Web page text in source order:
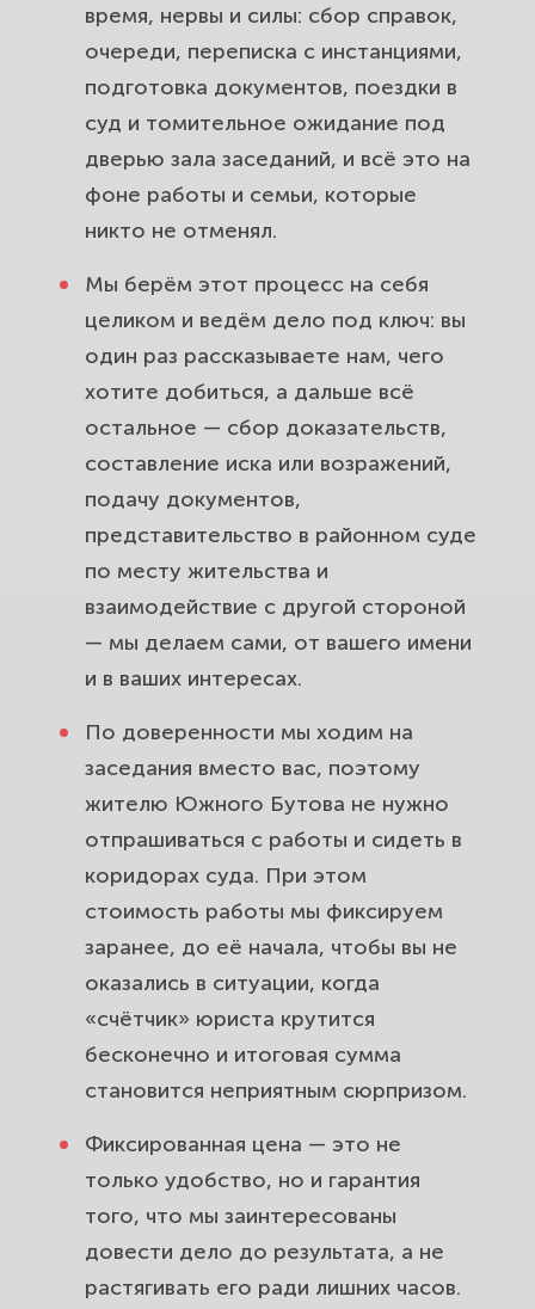
время, нервы и силы: сбор справок,
очереди, переписка с инстанциями,
подготовка документов, поездки в
суд и томительное ожидание под
дверью зала заседаний, и всё это на
фоне работы и семьи, которые
никто не отменял.
Мы берём этот процесс на себя
целиком и ведём дело под ключ: вы
один раз рассказываете нам, чего
хотите добиться, а дальше всё
остальное — сбор доказательств,
составление иска или возражений,
подачу документов,
представительство в районном суде
по месту жительства и
взаимодействие с другой стороной
— мы делаем сами, от вашего имени
и в ваших интересах.
По доверенности мы ходим на
заседания вместо вас, поэтому
жителю Южного Бутова не нужно
отпрашиваться с работы и сидеть в
коридорах суда. При этом
стоимость работы мы фиксируем
заранее, до её начала, чтобы вы не
оказались в ситуации, когда
«счётчик» юриста крутится
бесконечно и итоговая сумма
становится неприятным сюрпризом.
Фиксированная цена — это не
только удобство, но и гарантия
того, что мы заинтересованы
довести дело до результата, а не
растягивать его ради лишних часов.